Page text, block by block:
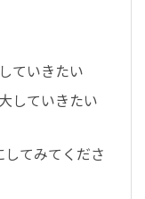
ていきたい
していきたい
てみてくださ